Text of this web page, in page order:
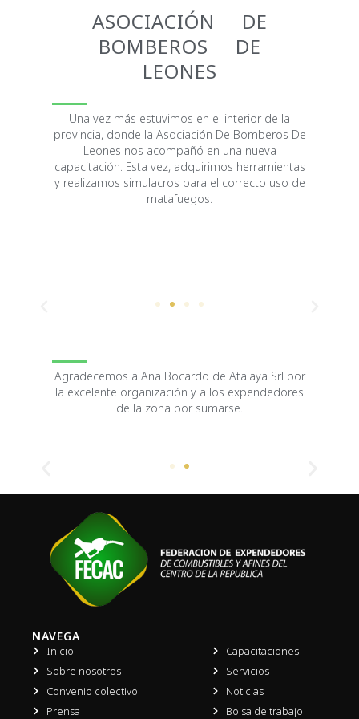
2:19 PM
ASOCIACIÓN DE
BOMBEROS DE
LEONES
Una vez más estuvimos en el interior de la
provincia, donde la Asociación De Bomberos De
Leones nos acompañó en una nueva
capacitación. Esta vez, adquirimos herramientas
y realizamos simulacros para el correcto uso de
matafuegos.
Agradecemos a Ana Bocardo de Atalaya Srl por
la excelente organización y a los expendedores
de la zona por sumarse.
NAVEGA
Inicio
Sobre nosotros
Convenio colectivo
Prensa
Capacitaciones
Servicios
Noticias
Bolsa de trabajo